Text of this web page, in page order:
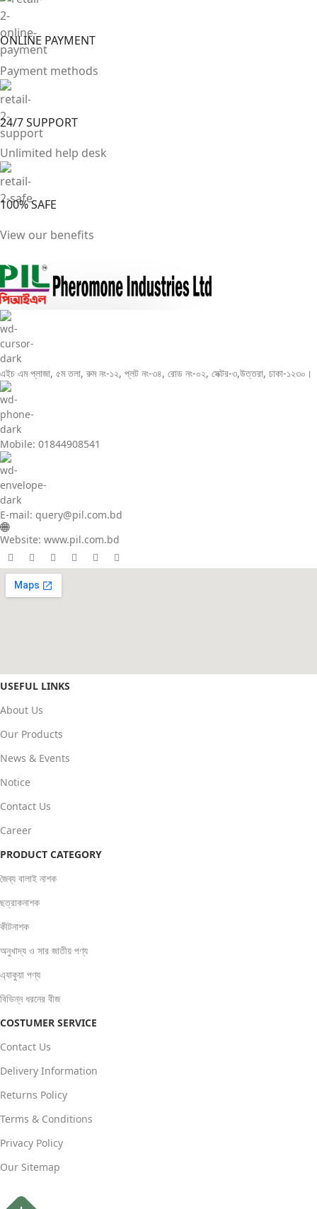
ONLINE PAYMENT
Payment methods
24/7 SUPPORT
Unlimited help desk
100% SAFE
View our benefits
এইচ এম প্লাজা, ৫ম তলা, রুম নং-১২, প্লট নং-৩৪, রোড নং-০২, সেক্টর-৩,উত্তরা, ঢাকা-১২৩০।
Mobile: 01844908541
E-mail: query@pil.com.bd
Website: www.pil.com.bd
USEFUL LINKS
About Us
Our Products
News & Events
Notice
Contact Us
Career
PRODUCT CATEGORY
জৈব্য বালাই নাশক
ছত্রাকনাশক
কীটনাশক
অনুখাদ্য ও সার জাতীয় পণ্য
এ্যাকুয়া পণ্য
বিভিন্ন ধরনের বীজ
COSTUMER SERVICE
Contact Us
Delivery Information
Returns Policy
Terms & Conditions
Privacy Policy
Our Sitemap